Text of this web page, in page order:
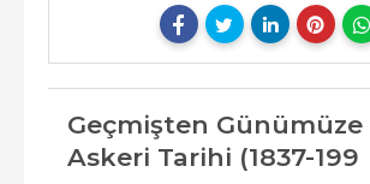
Geçmişten Günümüze
Askeri Tarihi (1837-199